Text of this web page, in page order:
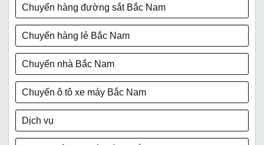
Chuyển hàng đường sắt Bắc Nam
Chuyển hàng lẻ Bắc Nam
Chuyển nhà Bắc Nam
Chuyển ô tô xe máy Bắc Nam
Dịch vụ